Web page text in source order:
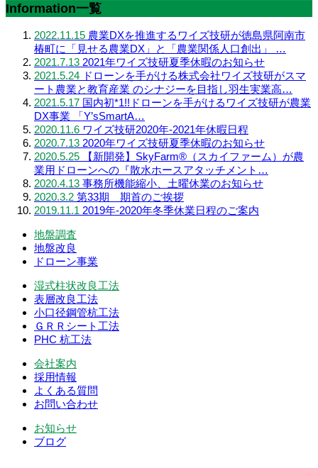
Information一覧
2022.11.15 農業DXを推進するワイズ技研が徳島県阿南市
椿町に「見せる農業DX」と「農業関係人口創出」 …
2021.7.13 2021年ワイズ技研夏季休暇のお知らせ
2021.5.24 ドローンを手がける株式会社ワイズ技研がスマ
ート農業と教育産業 のシナジーを目指し羽生実業高…
2021.5.17 国内初*1!!ドローンを手がけるワイズ技研が農業
DX事業 「Y’sSmartA…
2020.11.6 ワイズ技研2020年-2021年休暇日程
2020.7.13 2020年ワイズ技研夏季休暇のお知らせ
2020.5.25
【新開発】SkyFarm®（スカイファーム）が農
業用ドローンへの『散水ホースアタッチメント…
2020.4.13 事務所機能縮小、土曜休業のお知らせ
2020.3.2 第33期 期首のご挨拶
2019.11.1 2019年-2020年冬季休業日程のご案内
地盤調査
地盤改良
ドローン事業
湿式柱状改良工法
表層改良工法
小口径鋼管杭工法
ＧＲＲシート工法
PHC 杭工法
会社案内
採用情報
よくある質問
お問い合わせ
お知らせ
ブログ